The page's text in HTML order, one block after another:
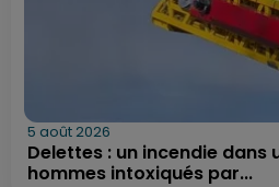
5 août 2026
Delettes : un incendie dans
hommes intoxiqués par...